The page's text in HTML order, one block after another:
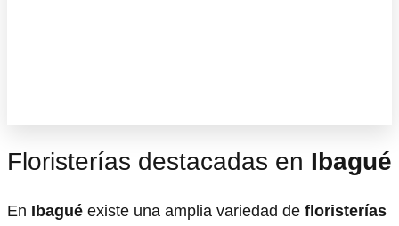
Floristerías destacadas en Ibagué
En Ibagué existe una amplia variedad de floristerías